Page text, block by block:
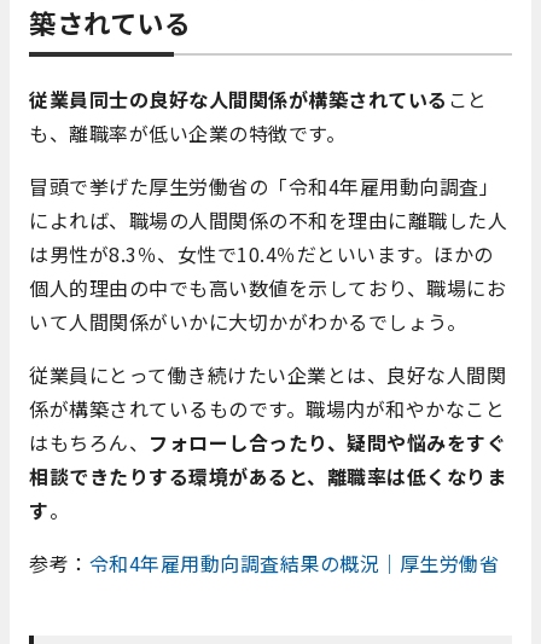
築されている
従業員同士の良好な人間関係が構築されている こと
も、離職率が低い企業の特徴です。
冒頭で挙げた厚生労働省の「令和4年雇用動向調査」
によれば、職場の人間関係の不和を理由に離職した人
は男性が8.3％、女性で10.4％だといいます。ほかの
個人的理由の中でも高い数値を示しており、職場にお
いて人間関係がいかに大切かがわかるでしょう。
従業員にとって働き続けたい企業とは、良好な人間関
係が構築されているものです。職場内が和やかなこと
はもちろん、 フォローし合ったり、疑問や悩みをすぐ
相談できたりする環境があると、離職率は低くなりま
す。
参考： 令和4年雇用動向調査結果の概況｜厚生労働省